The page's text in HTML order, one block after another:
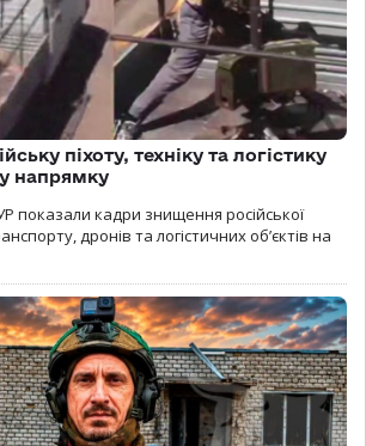
піхоту, техніку та логістику
напрямку
показали кадри знищення російської
дронів та логістичних об’єктів на